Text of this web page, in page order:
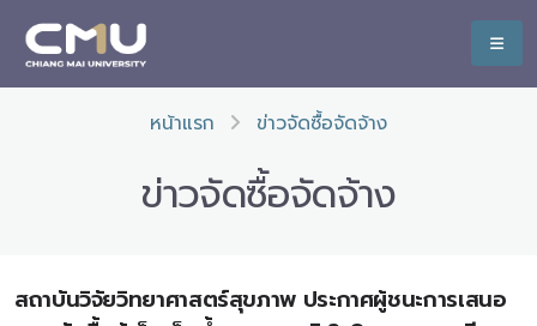
หน้าแรก ข่าวจัดซื้อจัดจ้าง
ข่าวจัดซื้อจัดจ้าง
สถาบันวิจัยวิทยาศาสตร์สุขภาพ ประกาศผู้ชนะการเสนอ